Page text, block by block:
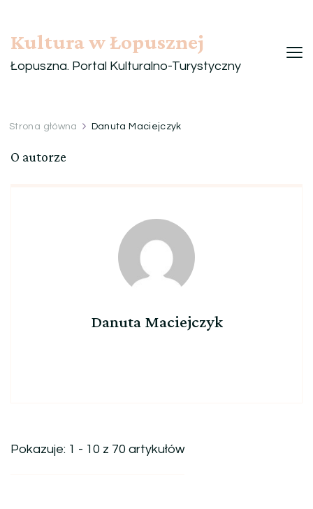
Kultura w Łopusznej
Łopuszna. Portal Kulturalno-Turystyczny
Strona główna Danuta Maciejczyk
O autorze
Danuta Maciejczyk
Pokazuje: 1 - 10 z 70 artykułów